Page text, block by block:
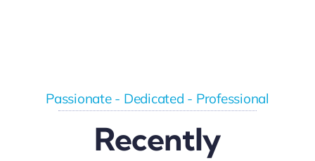
Passionate - Dedicated - Professional
Recently